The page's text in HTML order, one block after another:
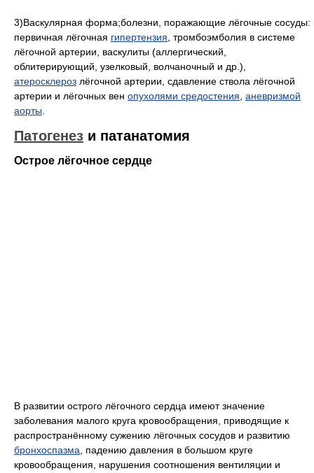
3)Васкулярная форма;болезни, поражающие лёгочные сосуды:
первичная лёгочная гипертензия , тромбоэмболия в системе
лёгочной артерии, васкулиты (аллергический,
облитерирующий, узелковый, волчаночный и др.),
атеросклероз лёгочной артерии, сдавление ствола лёгочной
артерии и лёгочных вен опухолями средостения аневризмой
аорты
Патогенез и патанатомия
Острое лёгочное сердце
В развитии острого лёгочного сердца имеют значение
заболевания малого круга кровообращения, приводящие к
распространённому сужению лёгочных сосудов и развитию
бронхоспазма , падению давления в большом круге
кровообращения, нарушения соотношения вентиляции и